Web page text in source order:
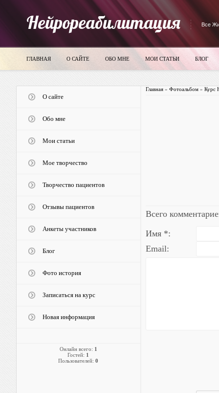
Нейрореабилитация Все
ГЛАВНАЯ О САЙТЕ ОБО МНЕ МОИ СТАТЬИ БЛОГ
О сайте
Обо мне
Мои статьи
Мое творчество
Творчество пациентов
Отзывы пациентов
Анкеты участников
Блог
Фото история
Записаться на курс
Новая информация
Онлайн всего: 1
Гостей: 1
Пользователей: 0
Главная» Фотоальбом» Курс
Всего
Имя *:
Email: